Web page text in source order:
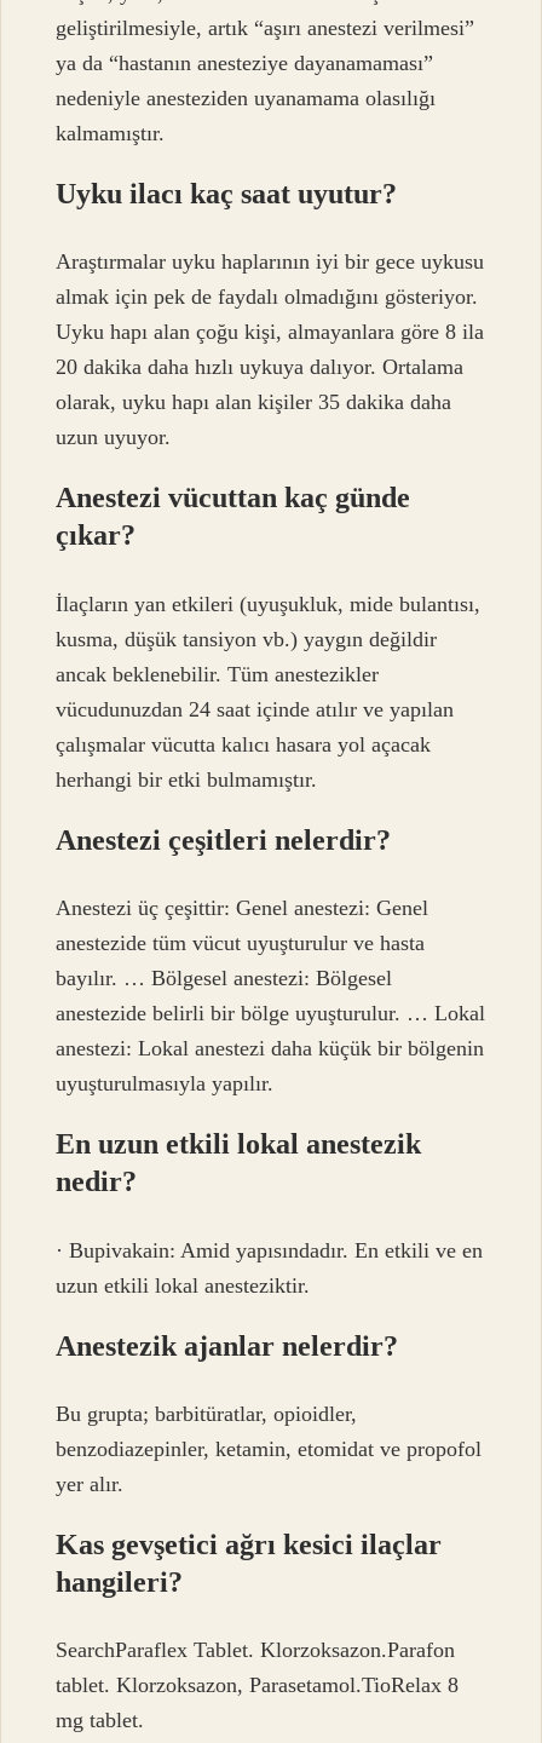
geliştirilmesiyle, artık “aşırı anestezi verilmesi”
ya da “hastanın anesteziye dayanamaması”
nedeniyle anesteziden uyanamama olasılığı
kalmamıştır.
Uyku ilacı kaç saat uyutur?
Araştırmalar uyku haplarının iyi bir gece uykusu
almak için pek de faydalı olmadığını gösteriyor.
Uyku hapı alan çoğu kişi, almayanlara göre 8 ila
20 dakika daha hızlı uykuya dalıyor. Ortalama
olarak, uyku hapı alan kişiler 35 dakika daha
uzun uyuyor.
Anestezi vücuttan kaç günde
çıkar?
İlaçların yan etkileri (uyuşukluk, mide bulantısı,
kusma, düşük tansiyon vb.) yaygın değildir
ancak beklenebilir. Tüm anestezikler
vücudunuzdan 24 saat içinde atılır ve yapılan
çalışmalar vücutta kalıcı hasara yol açacak
herhangi bir etki bulmamıştır.
Anestezi çeşitleri nelerdir?
Anestezi üç çeşittir: Genel anestezi: Genel
anestezide tüm vücut uyuşturulur ve hasta
bayılır. … Bölgesel anestezi: Bölgesel
anestezide belirli bir bölge uyuşturulur. … Lokal
anestezi: Lokal anestezi daha küçük bir bölgenin
uyuşturulmasıyla yapılır.
En uzun etkili lokal anestezik
nedir?
· Bupivakain: Amid yapısındadır. En etkili ve en
uzun etkili lokal anesteziktir.
Anestezik ajanlar nelerdir?
Bu grupta; barbitüratlar, opioidler,
benzodiazepinler, ketamin, etomidat ve propofol
yer alır.
Kas gevşetici ağrı kesici ilaçlar
hangileri?
SearchParaflex Tablet. Klorzoksazon.Parafon
tablet. Klorzoksazon, Parasetamol.TioRelax 8
mg tablet.